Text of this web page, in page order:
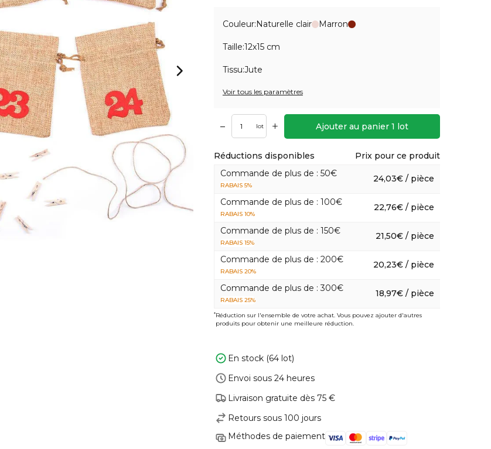
Couleur:Naturelle clair Marron
Taille:12x15 cm
Tissu:Jute
Voir tous les paramètres
– lot + Ajouter au panier 1 lot
Réductions disponibles
Prix pour ce produit
Commande de plus de : 50€
RABAIS 5%
24,03€ / pièce
Commande de plus de : 100€
RABAIS 10%
22,76€ / pièce
Commande de plus de : 150€
RABAIS 15%
21,50€ / pièce
Commande de plus de : 200€
RABAIS 20%
20,23€ / pièce
Commande de plus de : 300€
RABAIS 25%
18,97€ / pièce
*Réduction sur l'ensemble de votre achat. Vous pouvez ajouter d'autres
produits pour obtenir une meilleure réduction.
En stock (64 lot)
Envoi sous 24 heures
Livraison gratuite dès 75 €
Retours sous 100 jours
Méthodes de paiement